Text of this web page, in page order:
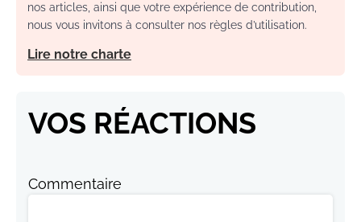
nos articles, ainsi que votre expérience de contribution,
nous vous invitons à consulter nos règles d’utilisation.
Lire notre charte
VOS RÉACTIONS
Commentaire